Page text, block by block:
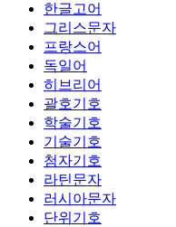
한글고어
그리스문자
프랑스어
독일어
히브리어
괄호기호
학술기호
기술기호
첨자기호
라틴문자
러시아문자
단위기호